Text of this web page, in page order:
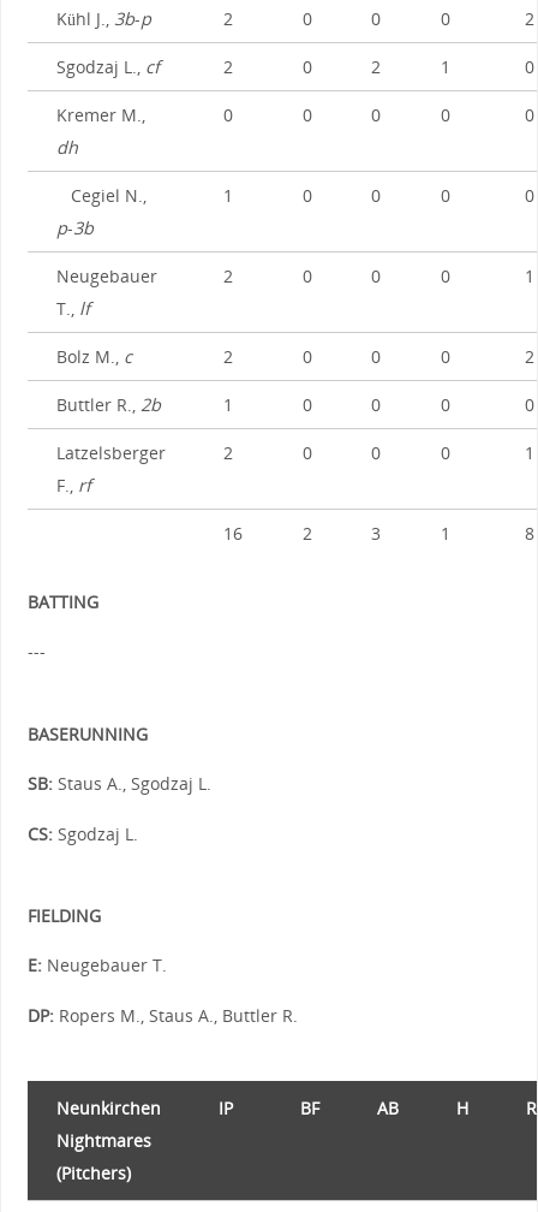
Kühl J., 3b-p 2 0 0 0 2
Sgodzaj L., cf 2 0 2 1 0
Kremer M.,
dh
0 0 0 0 0
Cegiel N.,
p-3b
1 0 0 0 0
Neugebauer
T., lf
2 0 0 0 1
Bolz M., c 2 0 0 0 2
Buttler R., 2b 1 0 0 0 0
Latzelsberger
F., rf
2 0 0 0 1
16 2 3 1 8
BATTING
---
BASERUNNING
SB:Staus A., Sgodzaj L.
CS:Sgodzaj L.
FIELDING
E:Neugebauer T.
DP:Ropers M., Staus A., Buttler R.
Neunkirchen
Nightmares
(Pitchers)
IP BF AB H R